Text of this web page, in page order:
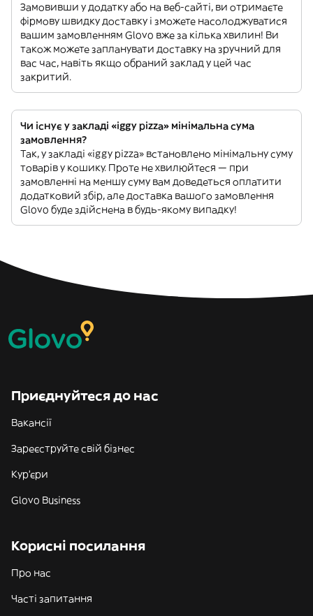
Замовивши у додатку або на веб-сайті, ви отримаєте
фірмову швидку доставку і зможете насолоджуватися
вашим замовленням Glovo вже за кілька хвилин! Ви
також можете запланувати доставку на зручний для
вас час, навіть якщо обраний заклад у цей час
закритий.
Чи існує у закладі «iggy pizza» мінімальна сума
замовлення?
Так, у закладі «iggy pizza» встановлено мінімальну суму
товарів у кошику. Проте не хвилюйтеся — при
замовленні на меншу суму вам доведеться оплатити
додатковий збір, але доставка вашого замовлення
Glovo буде здійснена в будь-якому випадку!
Приєднуйтеся до нас
Вакансії
Зареєструйте свій бізнес
Кур'єри
Glovo Business
Корисні посилання
Про нас
Часті запитання